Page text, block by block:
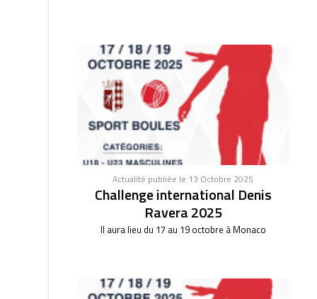
Actualité publiée le 13 Octobre 2025
Challenge international Denis
Ravera 2025
Il aura lieu du 17 au 19 octobre à Monaco